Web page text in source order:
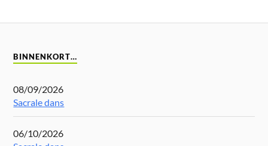
BINNENKORT…
08/09/2026
Sacrale dans
06/10/2026